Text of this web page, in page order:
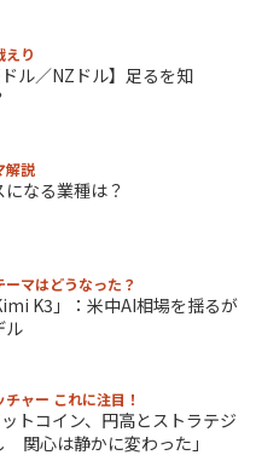
えり
ル／NZドル】足るを知
解説
なる業種は？
マはどうなった？
K3」：米中AI相場を揺るが
ル
ャー これに注目！
トコイン、円高とストラテジ
関心は静かに変わった」